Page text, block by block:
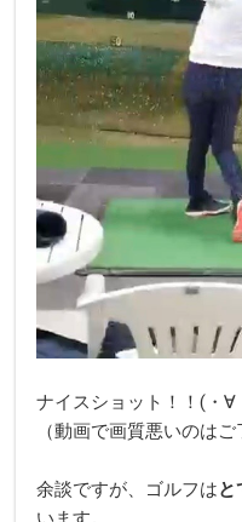
ナイスショット！！(・∀
（動画で画質悪いのはご
余談ですが、ゴルフはと